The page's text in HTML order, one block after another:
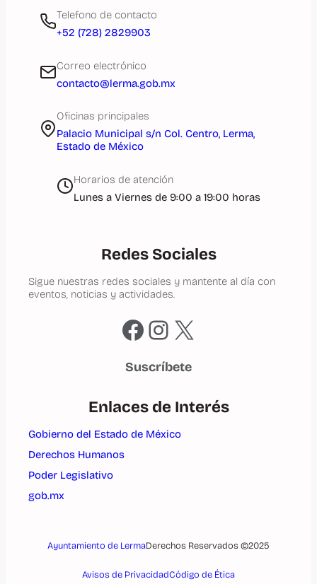
Telefono de contacto
+52 (728) 2829903
Correo electrónico
contacto@lerma.gob.mx
Oficinas principales
Palacio Municipal s/n Col. Centro, Lerma,
Estado de México
Horarios de atención
Lunes a Viernes de 9:00 a 19:00 horas
Redes Sociales
Sigue nuestras redes sociales y mantente al día con
eventos, noticias y actividades.
Facebook Instagram X
Suscríbete
Enlaces de Interés
Gobierno del Estado de México
Derechos Humanos
Poder Legislativo
gob.mx
Ayuntamiento de LermaDerechos Reservados ©2025
Avisos de PrivacidadCódigo de Ética